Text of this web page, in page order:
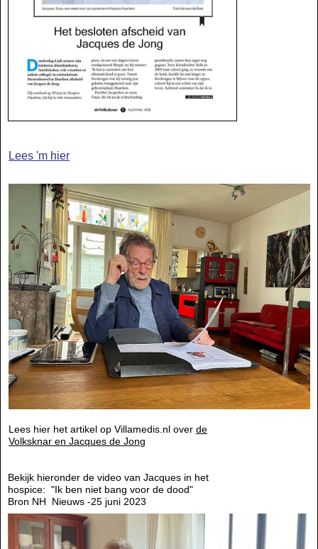
Lees 'm hier
Lees hier het artikel op Villamedis.nl overde
Volksknar en Jacques de Jong
Bekijk hieronder de video van Jacques in het
hospice: "Ik ben niet bang voor de dood"
Bron NH Nieuws -25 juni 2023